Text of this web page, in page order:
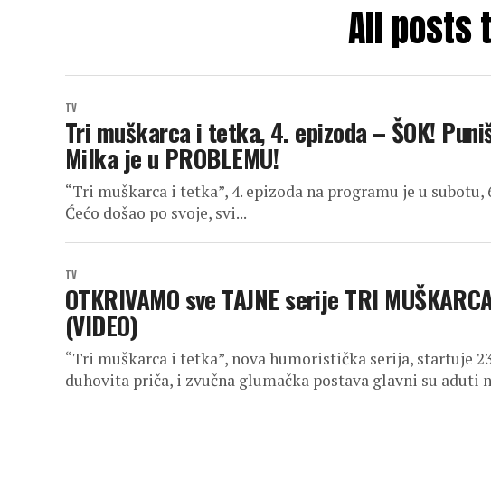
All posts
TV
Tri muškarca i tetka, 4. epizoda – ŠOK!
Milka je u PROBLEMU!
“Tri muškarca i tetka”, 4. epizoda na programu je u subotu,
Ćećo došao po svoje, svi...
TV
OTKRIVAMO sve TAJNE serije TRI
(VIDEO)
“Tri muškarca i tetka”, nova humoristička serija, startuje
duhovita priča, i zvučna glumačka postava glavni su aduti